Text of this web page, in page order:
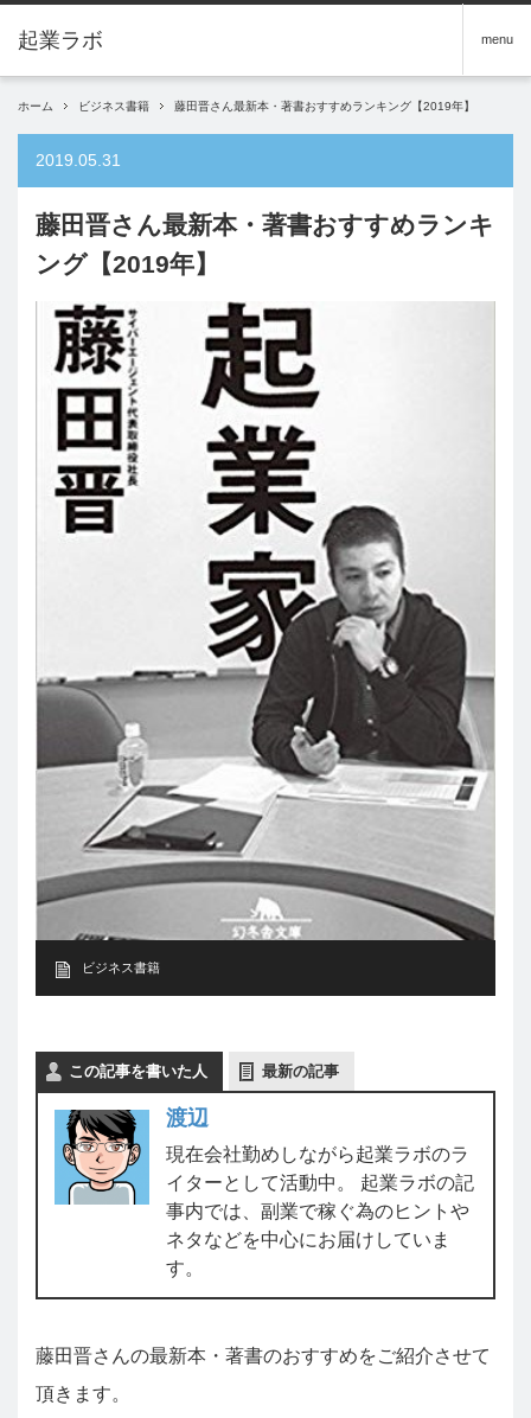
menu
ホーム ビジネス書籍 藤田晋さん最新本・著書おすすめランキング【2019年】
2019.05.31
藤田晋さん最新本・著書おすすめランキ
ング【2019年】
ビジネス書籍
この記事を書いた人 最新の記事
渡辺
現在会社勤めしながら起業ラボのラ
イターとして活動中。 起業ラボの記
事内では、副業で稼ぐ為のヒントや
ネタなどを中心にお届けしていま
す。
藤田晋さんの最新本・著書のおすすめをご紹介させて
頂きます。